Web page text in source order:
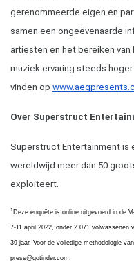
gerenommeerde eigen en
samen een ongeëvenaarde
artiesten en het bereiken
muziek ervaring steeds
vinden op
Over Superstruct
Superstruct Entertainment
wereldwijd meer dan 50
exploiteert.
1 Deze enquête is online uitgevoerd in de
7-11 april 2022, onder 2.071 volwassenen
39 jaar. Voor de volledige methodologie
press@gotinder.com.